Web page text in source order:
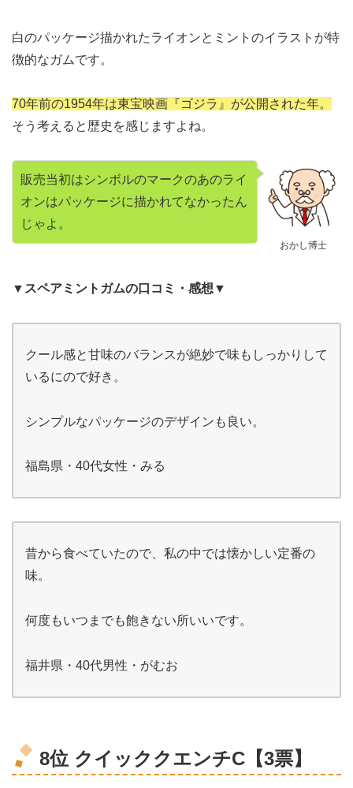
白のパッケージ描かれたライオンとミントのイラストが特
徴的なガムです。
70年前の1954年は東宝映画『ゴジラ』が公開された年。
そう考えると歴史を感じますよね。
おかし博士
販売当初はシンボルのマークのあのライ
オンはパッケージに描かれてなかったん
じゃよ。
▼スペアミントガムの口コミ・感想▼
クール感と甘味のバランスが絶妙で味もしっかりして
いるにので好き。
シンプルなパッケージのデザインも良い。
福島県・40代女性・みる
昔から食べていたので、私の中では懐かしい定番の
味。
何度もいつまでも飽きない所いいです。
福井県・40代男性・がむお
8位 クイッククエンチC【3票】